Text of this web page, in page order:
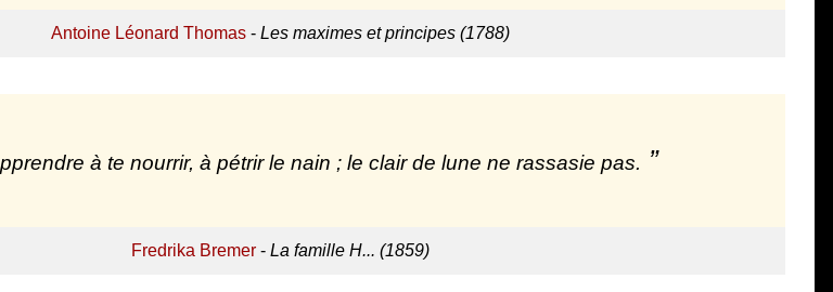
Antoine Léonard Thomas - Les maximes et principes (1788)
à te nourrir, à pétrir le nain ; le clair de lune ne rassasie pas.
Fredrika Bremer - La famille H... (1859)